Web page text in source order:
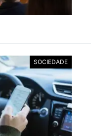
SOCIEDADE